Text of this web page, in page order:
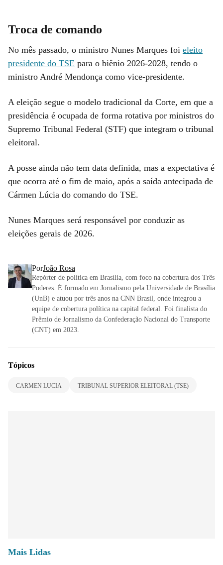
Troca de comando
No mês passado, o ministro Nunes Marques foi eleito
presidente do TSE para o biênio 2026-2028, tendo o
ministro André Mendonça como vice-presidente.
A eleição segue o modelo tradicional da Corte, em que a
presidência é ocupada de forma rotativa por ministros do
Supremo Tribunal Federal (STF) que integram o tribunal
eleitoral.
A posse ainda não tem data definida, mas a expectativa é
que ocorra até o fim de maio, após a saída antecipada de
Cármen Lúcia do comando do TSE.
Nunes Marques será responsável por conduzir as
eleições gerais de 2026.
PorJoão Rosa
Repórter de política em Brasília, com foco na cobertura dos Três
Poderes. É formado em Jornalismo pela Universidade de Brasília
(UnB) e atuou por três anos na CNN Brasil, onde integrou a
equipe de cobertura política na capital federal. Foi finalista do
Prêmio de Jornalismo da Confederação Nacional do Transporte
(CNT) em 2023.
Tópicos
CARMEN LUCIA TRIBUNAL SUPERIOR ELEITORAL (TSE)
Mais Lidas